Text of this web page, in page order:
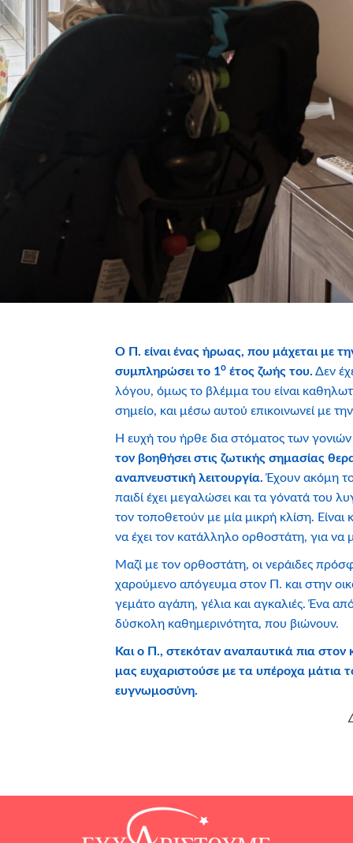
Ο Π. είναι ένας ήρωας, που μάχεται με
συμπληρώσει το 1ο έτος ζωής του. Δεν
λόγου, όμως το βλέμμα του είναι
σημείο, και μέσω αυτού επικοινωνεί με
Η ευχή του ήρθε δια στόματος των
τον βοηθήσει στις ζωτικής σημασίας
αναπνευστική λειτουργία. Έχουν ακόμη
παιδί έχει μεγαλώσει και τα γόνατά του
τον τοποθετούν με μία μικρή κλίση. Είναι
να έχει τον κατάλληλο ορθοστάτη, για να
Μαζί με τον ορθοστάτη, οι νεράιδες
χαρούμενο απόγευμα στον Π. και στην
γεμάτο αγάπη, γέλια και αγκαλιές. Ένα
δύσκολη καθημερινότητα, που βιώνουν.
Και ο Π., στεκόταν αναπαυτικά πια στον
μας ευχαριστούσε με τα υπέροχα μάτια
ευγνωμοσύνη.